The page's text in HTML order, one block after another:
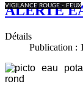
VIGILANCE ROUGE - FEUX
ALERTE
Détails
Publication :